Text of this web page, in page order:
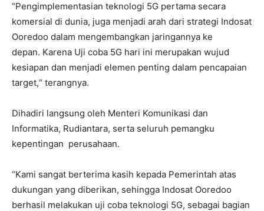
“Pengimplementasian teknologi 5G pertama secara
komersial di dunia, juga menjadi arah dari strategi Indosat
Ooredoo dalam mengembangkan jaringannya ke
depan. Karena Uji coba 5G hari ini merupakan wujud
kesiapan dan menjadi elemen penting dalam pencapaian
target,“ terangnya.
Dihadiri langsung oleh Menteri Komunikasi dan
Informatika, Rudiantara, serta seluruh pemangku
kepentingan perusahaan.
“Kami sangat berterima kasih kepada Pemerintah atas
dukungan yang diberikan, sehingga Indosat Ooredoo
berhasil melakukan uji coba teknologi 5G, sebagai bagian